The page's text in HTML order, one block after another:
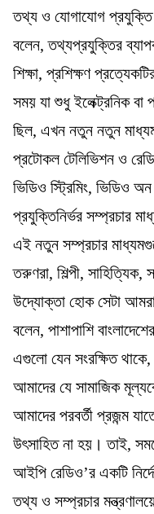
তথ্য ও যোগাযোগ প্রযুক্তি
বলেন, তথ্যপ্রযুক্তির
শিক্ষা, প্রশিক্ষণ
সময় যা শুধু ইলেক্ট্রনিক বা
ছিল, এখন নতুন নতুন মাধ্যম
প্রটোকল টেলিভিশন ও
ভিডিও স্ট্রিমিং, ভিডিও
প্রযুক্তিনির্ভর সম্প্রচার
এই নতুন সম্প্রচার
তরুণরা, শিল্পী, সাহিত্যিক,
উদ্যোক্তা হোক সেটা
বলেন, পাশাপাশি
এগুলো যেন সংরক্ষিত থাকে,
আমাদের যে সামাজিক
আমাদের পরবর্তী প্রজন্ম
উৎসাহিত না হয়। তাই,
আইপি রেডিও’র একটি
তথ্য ও সম্প্রচার